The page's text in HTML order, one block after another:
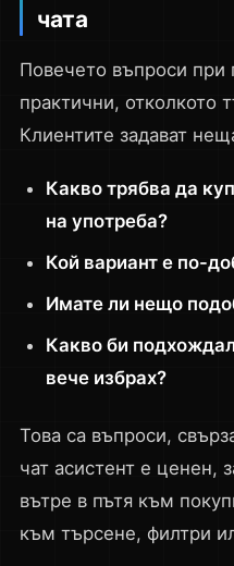
чата
Повечето въпроси при
практични, отколкото
Клиентите задават
Какво трябва да
на употреба?
Кой вариант е по-
Имате ли нещо
Какво би
вече избрах?
Това са въпроси,
чат асистент е ценен,
вътре в пътя към
към търсене, филтри